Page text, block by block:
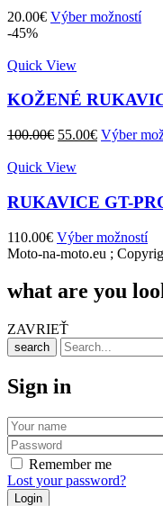
20.00€ Výber možností
-45%
Quick View
KOŽENÉ
100.00€ Pôvodná
bola:
55.00€Aktuálna
Výber
Quick View
RUKAVICE GT-
110.00€ Výber možností
Moto-na-moto.eu ;
what are you
ZAVRIEŤ
search
Sign in
Remember me
Lost your password?